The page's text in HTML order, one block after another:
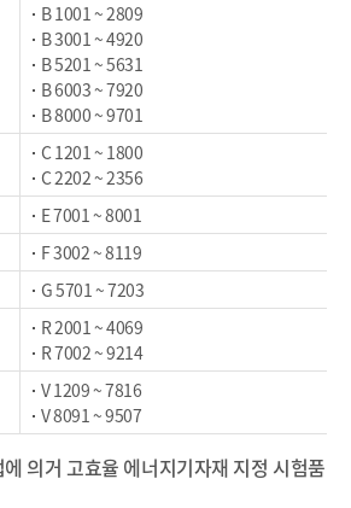
B 1001 ~ 2809
B 3001 ~ 4920
B 5201 ~ 5631
B 6003 ~ 7920
B 8000 ~ 9701
C 1201 ~ 1800
C 2202 ~ 2356
E 7001 ~ 8001
F 3002 ~ 8119
G 5701 ~ 7203
R 2001 ~ 4069
R 7002 ~ 9214
V 1209 ~ 7816
V 8091 ~ 9507
의거 고효율 에너지기자재 지정 시험품